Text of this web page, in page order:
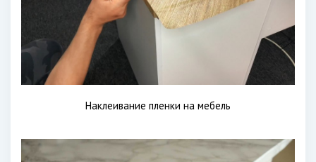
Наклеивание пленки на мебель